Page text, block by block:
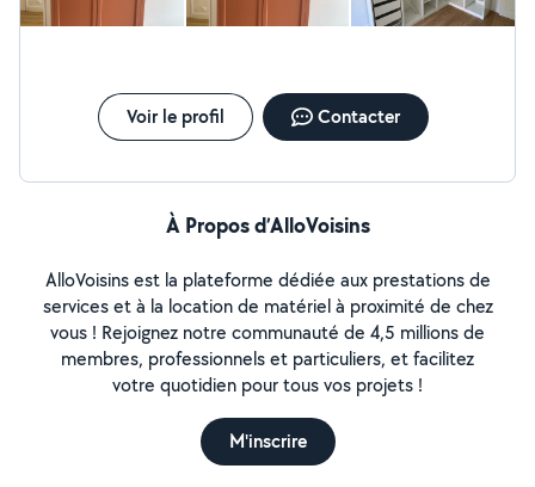
Voir le profil Contacter
À Propos d’AlloVoisins
AlloVoisins est la plateforme dédiée aux prestations de
services et à la location de matériel à proximité de chez
vous ! Rejoignez notre communauté de 4,5 millions de
membres, professionnels et particuliers, et facilitez
votre quotidien pour tous vos projets !
M'inscrire